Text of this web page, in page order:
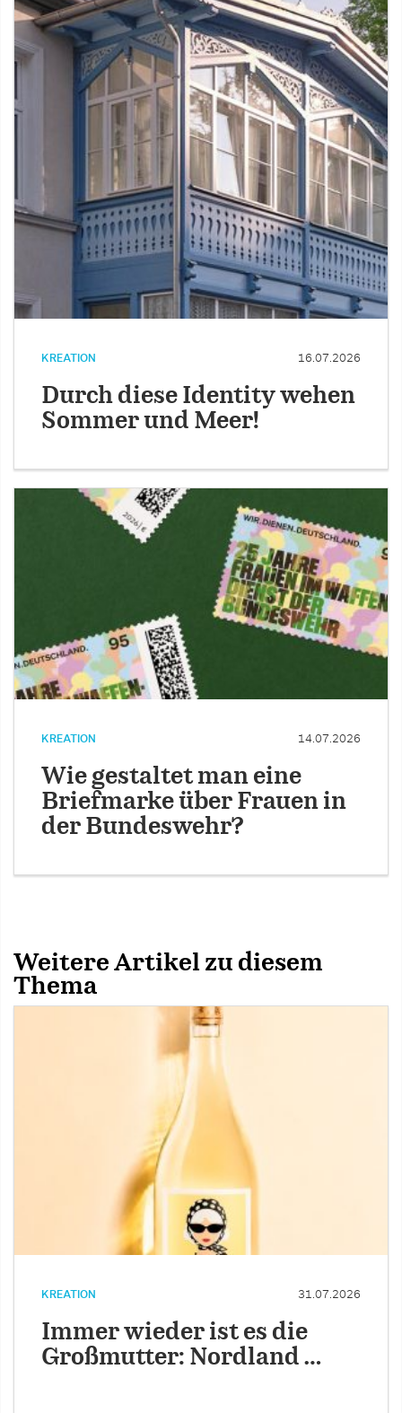
KREATION 16.07.2026
Durch diese Identity wehen
Sommer und Meer!
KREATION 14.07.2026
Wie gestaltet man eine
Briefmarke über Frauen in
der Bundeswehr?
Weitere Artikel zu diesem
Thema
KREATION 31.07.2026
Immer wieder ist es die
Großmutter: Nordland …